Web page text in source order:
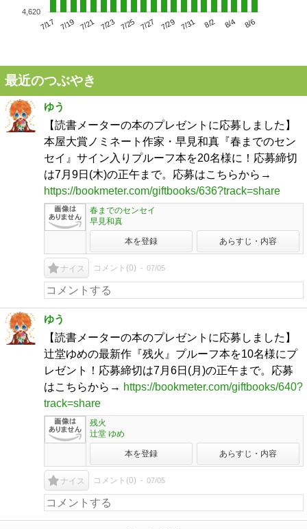
7/17 7/19 7/21 7/23 7/25 7/27 7/29 7/31 8/2 8/4 8/6
4,620
最近のつぶやき
ゆう
【読書メーターの本のプレゼントに応募しました】
本屋大賞ノミネート作家・早見和真『春までのセン
セイ』サイン入りプルーフ本を20名様に！応募締切
は7月9日(木)の正午まで。応募はこちらから→
https://bookmeter.com/giftbooks/636?track=share
春までのセンセイ
早見和真
本を登録 あらすじ・内容
ナイス コメント(0) 07/05
ゆう
【読書メーターの本のプレゼントに応募しました】
辻堂ゆめの最新作『残火』プルーフ本を10名様にプ
レゼント！応募締切は7月6日(月)の正午まで。応募
はこちらから→ https://bookmeter.com/giftbooks/640?
track=share
残火
辻堂 ゆめ
本を登録 あらすじ・内容
ナイス コメント(0) 07/05